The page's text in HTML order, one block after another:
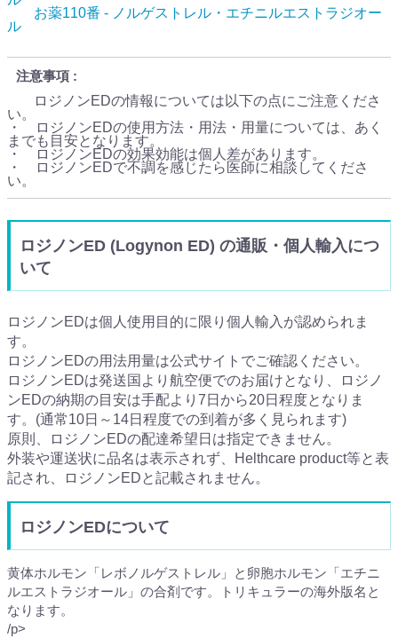
お薬110番 - ノルゲストレル・エチニルエストラジオー
ル
注意事項
ロジノンEDの情報については以下の点にご注意くださ
い。
・ ロジノンEDの使用方法・用法・用量については、あく
までも目安となります。
・ ロジノンEDの効果効能は個人差があります。
・ ロジノンEDで不調を感じたら医師に相談してくださ
い。
ロジノンED (Logynon ED) の通販・個人輸入につ
いて
ロジノンEDは個人使用目的に限り個人輸入が認められま
す。
ロジノンEDの用法用量は公式サイトでご確認ください。
ロジノンEDは発送国より航空便でのお届けとなり、ロジノ
ンEDの納期の目安は手配より7日から20日程度となりま
す。(通常10日～14日程度での到着が多く見られます)
原則、ロジノンEDの配達希望日は指定できません。
外装や運送状に品名は表示されず、Helthcare product等と表
記され、ロジノンEDと記載されません。
ロジノンEDについて
黄体ホルモン「レボノルゲストレル」と卵胞ホルモン「エチニ
ルエストラジオール」の合剤です。トリキュラーの海外版名と
なります。
/p>